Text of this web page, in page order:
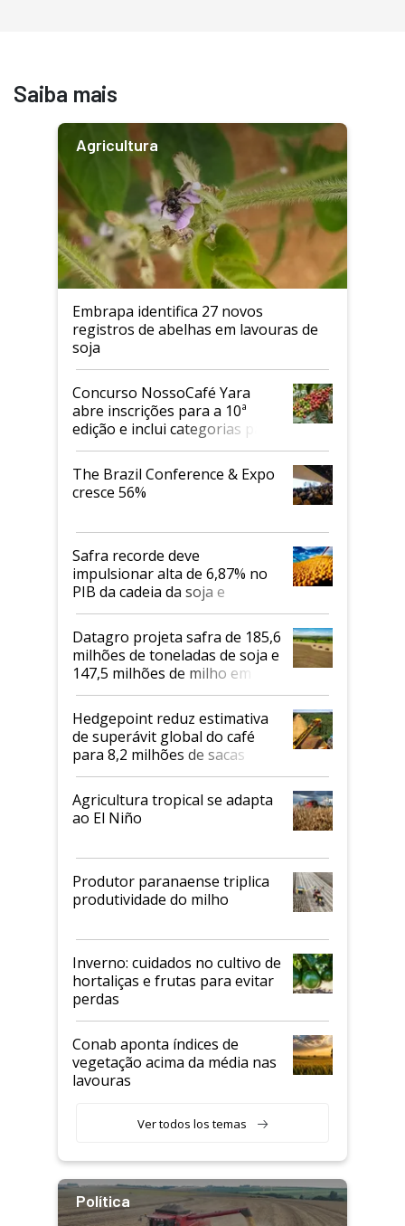
Saiba mais
Agricultura
Embrapa identifica 27 novos
registros de abelhas em lavouras de
soja
Concurso NossoCafé Yara
abre inscrições para a 10ª
edição e inclui categorias para
cafés Canephora
The Brazil Conference & Expo
cresce 56%
Safra recorde deve
impulsionar alta de 6,87% no
PIB da cadeia da soja e
biodiesel em 2026
Datagro projeta safra de 185,6
milhões de toneladas de soja e
147,5 milhões de milho em
2026/27
Hedgepoint reduz estimativa
de superávit global do café
para 8,2 milhões de sacas
Agricultura tropical se adapta
ao El Niño
Produtor paranaense triplica
produtividade do milho
Inverno: cuidados no cultivo de
hortaliças e frutas para evitar
perdas
Conab aponta índices de
vegetação acima da média nas
lavouras
Ver todos los temas
Política